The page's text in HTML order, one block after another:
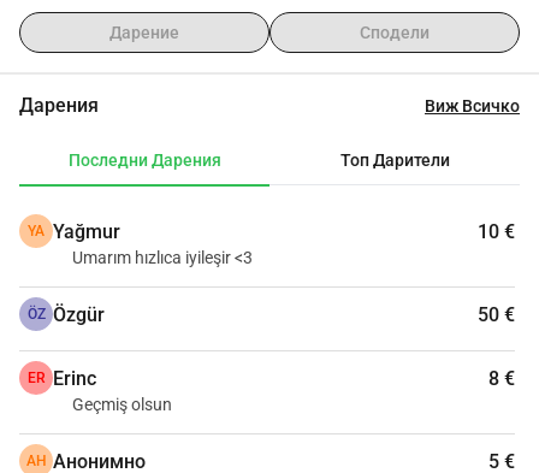
му е критично и всяка минута има значение. Разбива
ми сърцето да го виждам така, но правя всичко
отново да бъде добре и се опитвам с всичките си сили
Дарение Сподели
Дарения Виж Всичко
Последни Дарения Топ Дарители
YA Yağmur 10 €
Umarım hızlıca iyileşir <3
ÖZ Özgür 50 €
ER Erinc 8 €
Geçmiş olsun
АН Анонимно 5 €